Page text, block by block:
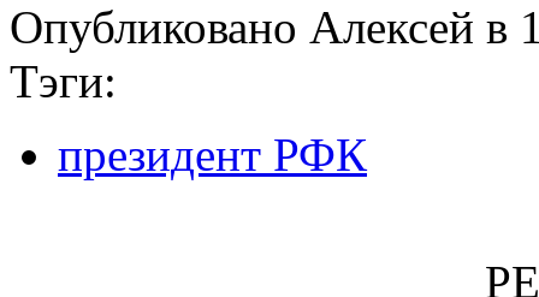
Опубликовано Алексей в
Тэги:
президент РФК